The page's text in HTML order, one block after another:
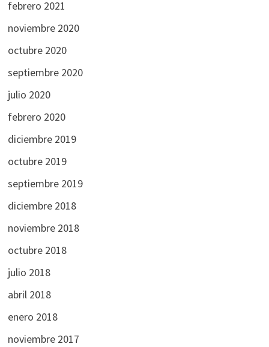
febrero 2021
noviembre 2020
octubre 2020
septiembre 2020
julio 2020
febrero 2020
diciembre 2019
octubre 2019
septiembre 2019
diciembre 2018
noviembre 2018
octubre 2018
julio 2018
abril 2018
enero 2018
noviembre 2017